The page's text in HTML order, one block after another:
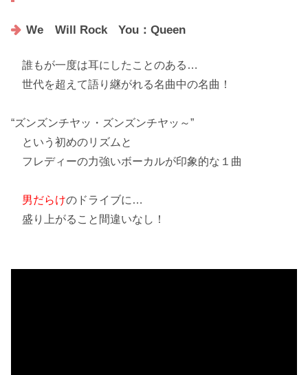
We Will Rock You：Queen
誰もが一度は耳にしたことのある…
世代を超えて語り継がれる名曲中の名曲！
“ズンズンチヤッ・ズンズンチヤッ～”
という初めのリズムと
フレディーの力強いボーカルが印象的な１曲
男だらけのドライブに…
盛り上がること間違いなし！